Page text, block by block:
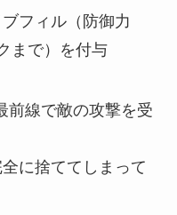
フィル（防御力
まで）を付与
前線で敵の攻撃を受
に捨ててしまって